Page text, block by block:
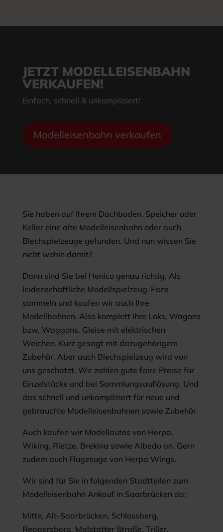
JETZT MODELLEISENBAHN
VERKAUFEN!
Einfach, schnell & unkompliziert!
Modelleisenbahn verkaufen
Sie haben auf Ihrem Dachboden, Speicher oder
Keller eine alte Modelleisenbahn oder auch
Blechspielzeuge gefunden. Und nun wissen Sie
nicht wohin damit?
Dann sind Sie bei Henico genau richtig. Als
leidenschaftliche Modellspielzeug-Fans
sammeln und kaufen wir auch Ihre
Modellbahnen. Also komplett Ihre Loks, Wagons
bzw. Waggons, Gleise mit elektrischen
Weichen. Kurz gesagt mit dazugehörigem
Zubehör. Aber auch Blechspielzeug wird von
uns geschätzt. Wir zahlen gute faire Preise für
Einzelstücke und bei Sammlungsauflösung. Und
das schnell und unkompliziert für neue und
gebrauchte Modelleisenbahnen sowie Zubehör.
Auch kaufen wir Modellautos von Herpa,
Wiking, Rietze, Brekina sowie Albedo an. Gern
zudem auch Flugzeuge von Herpa Wings.
Wir sind für Sie in folgenden Stadtteilen zum
Modelleisenbahn Ankauf in Saarbrücken da:
Mitte, Alt-Saarbrücken, Schlossberg,
Reppersberg, Malstatter Straße, Triller,